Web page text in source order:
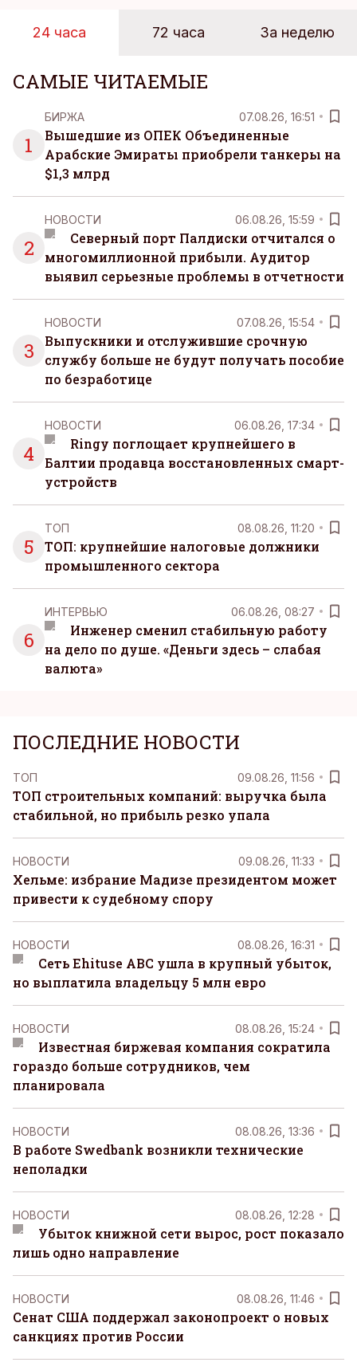
24 часа 72 часа За неделю
САМЫЕ ЧИТАЕМЫЕ
1
БИРЖА 07.08.26, 16:51
Вышедшие из ОПЕК Объединенные
Арабские Эмираты приобрели танкеры на
$1,3 млрд
2
НОВОСТИ 06.08.26, 15:59
Северный порт Палдиски отчитался о
многомиллионной прибыли. Аудитор
выявил серьезные проблемы в отчетности
3
НОВОСТИ 07.08.26, 15:54
Выпускники и отслужившие срочную
службу больше не будут получать пособие
по безработице
4
НОВОСТИ 06.08.26, 17:34
Ringy поглощает крупнейшего в
Балтии продавца восстановленных смарт-
устройств
5
ТОП 08.08.26, 11:20
ТОП: крупнейшие налоговые должники
промышленного сектора
6
ИНТЕРВЬЮ 06.08.26, 08:27
Инженер сменил стабильную работу
на дело по душе. «Деньги здесь – слабая
валюта»
ПОСЛЕДНИЕ НОВОСТИ
ТОП 09.08.26, 11:56
ТОП строительных компаний: выручка была
стабильной, но прибыль резко упала
НОВОСТИ 09.08.26, 11:33
Хельме: избрание Мадизе президентом может
привести к судебному спору
НОВОСТИ 08.08.26, 16:31
Сеть Ehituse ABC ушла в крупный убыток,
но выплатила владельцу 5 млн евро
НОВОСТИ 08.08.26, 15:24
Известная биржевая компания сократила
гораздо больше сотрудников, чем
планировала
НОВОСТИ 08.08.26, 13:36
В работе Swedbank возникли технические
неполадки
НОВОСТИ 08.08.26, 12:28
Убыток книжной сети вырос, рост показало
лишь одно направление
НОВОСТИ 08.08.26, 11:46
Сенат США поддержал законопроект о новых
санкциях против России